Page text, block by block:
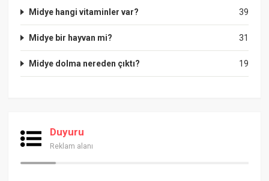
39
Midye hangi vitaminler var?
31
Midye bir hayvan mi?
19
Midye dolma nereden çıktı?
Duyuru
Reklam alanı